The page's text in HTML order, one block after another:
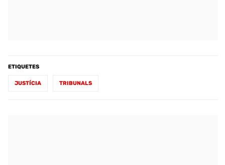
ETIQUETES
JUSTÍCIA TRIBUNALS